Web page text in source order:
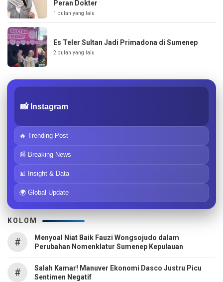
Peran Dokter
1 bulan yang lalu
Es Teler Sultan Jadi Primadona di Sumenep
2 bulan yang lalu
📸 Instagram
🔥 Trending Post
📰 Breaking News
📊 Insight & Data
🌍 Global Update
KOLOM
#
Menyoal Niat Baik Fauzi Wongsojudo dalam
Perubahan Nomenklatur Sumenep Kepulauan
#
Salah Kamar! Manuver Ekonomi Dasco Justru Picu
Sentimen Negatif